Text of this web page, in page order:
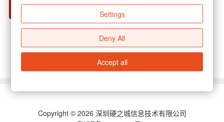
期期间业务衔接顺畅，结合国家放假规定与公司
实际运营安排，现...
查看更多 >
Copyright © 2026 深圳硬之城信息技术有限公司
Settings
Deny All
Accept all